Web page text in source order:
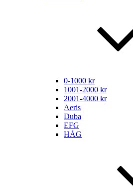
0-1000 kr
1001-2000 kr
2001-4000 kr
Aeris
Duba
EFG
HÅG